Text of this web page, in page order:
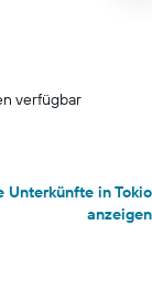
verfügbar
Unterkünfte in Tokio
anzeigen